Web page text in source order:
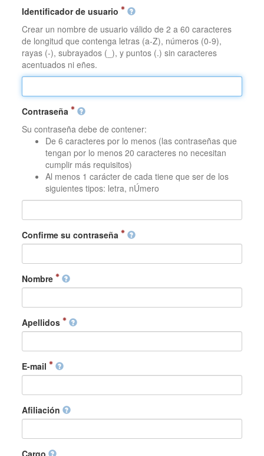
Identificador de usuario
Crear un nombre de usuario válido de 2 a 60 caracteres
de longitud que contenga letras (a-Z), números (0-9),
rayas (-), subrayados (_), y puntos (.) sin caracteres
acentuados ni eñes.
Contraseña
Su contraseña debe de contener:
De 6 caracteres por lo menos (las contraseñas que
tengan por lo menos 20 caracteres no necesitan
cumplir más requisitos)
Al menos 1 carácter de cada tiene que ser de los
siguientes tipos: letra, nÚmero
Confirme su contraseña
Nombre
Apellidos
E-mail
Afiliación
Cargo